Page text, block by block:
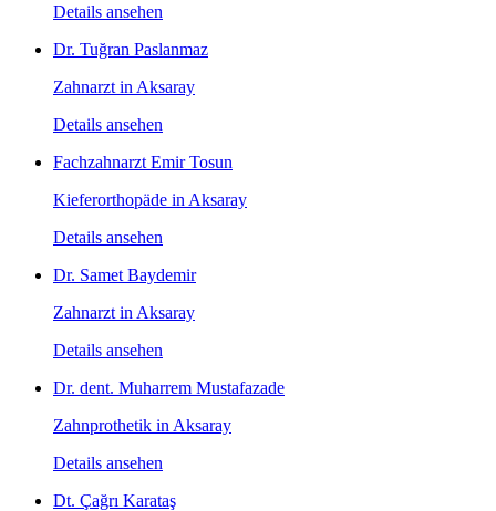
Details ansehen
Dr. Tuğran Paslanmaz
Zahnarzt in Aksaray
Details ansehen
Fachzahnarzt Emir Tosun
Kieferorthopäde in Aksaray
Details ansehen
Dr. Samet Baydemir
Zahnarzt in Aksaray
Details ansehen
Dr. dent. Muharrem Mustafazade
Zahnprothetik in Aksaray
Details ansehen
Dt. Çağrı Karataş